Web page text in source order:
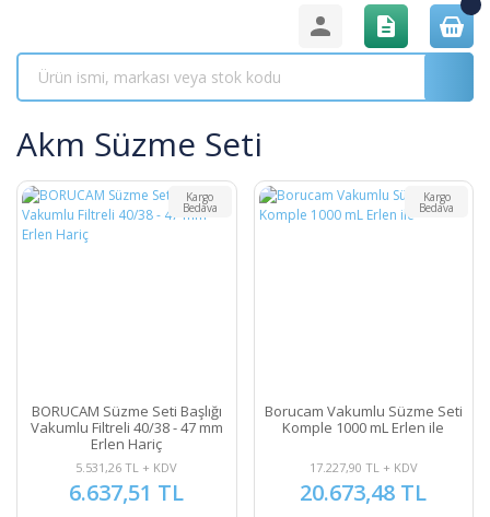
Akm Süzme Seti
Kargo
Bedava
BORUCAM Süzme Seti Başlığı
Vakumlu Filtreli 40/38 - 47 mm
Erlen Hariç
5.531,26 TL + KDV
6.637,51 TL
Kargo
Bedava
Borucam Vakumlu Süzme Seti
Komple 1000 mL Erlen ile
17.227,90 TL + KDV
20.673,48 TL